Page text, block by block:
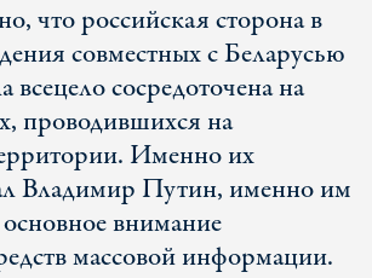
что российская сторона в
совместных с Беларусью
всецело сосредоточена на
проводившихся на
Именно их
Владимир Путин, именно им
внимание
массовой информации.